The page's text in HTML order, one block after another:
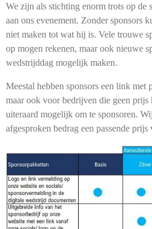
We zijn als stichting enorm trots op de
aan ons evenement. Zonder sponsors
niet maken tot wat hij is. Vele trouwe
op mogen rekenen, maar ook nieuwe
wedstrijddag mogelijk maken.
Meestal hebben sponsors een link met
maar ook voor bedrijven die geen prijs
uiteraard mogelijk om te sponsoren.
afgesproken bedrag een passende